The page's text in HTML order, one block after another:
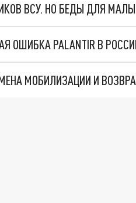
ВСУ. НО БЕДЫ ДЛЯ